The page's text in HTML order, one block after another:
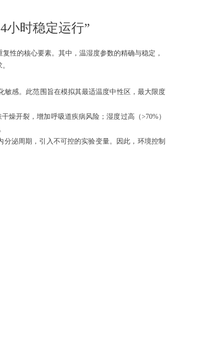
小时稳定运行”
性的核心要素。其中，温湿度参数的精确与稳定，
敏感。此范围旨在模拟其最适温度中性区，最大限度
燥开裂，增加呼吸道疾病风险；湿度过高（>70%）
泌周期，引入不可控的实验变量。因此，环境控制